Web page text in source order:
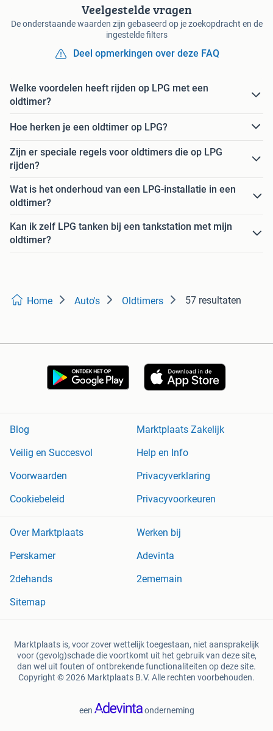
Veelgestelde vragen
De onderstaande waarden zijn gebaseerd op je zoekopdracht en de
ingestelde filters
Deel opmerkingen over deze FAQ
Welke voordelen heeft rijden op LPG met een
oldtimer?
Hoe herken je een oldtimer op LPG?
Zijn er speciale regels voor oldtimers die op LPG
rijden?
Wat is het onderhoud van een LPG-installatie in een
oldtimer?
Kan ik zelf LPG tanken bij een tankstation met mijn
oldtimer?
Home Auto's Oldtimers 57 resultaten
Blog
Marktplaats Zakelijk
Veilig en Succesvol
Help en Info
Voorwaarden
Privacyverklaring
Cookiebeleid
Privacyvoorkeuren
Over Marktplaats
Werken bij
Perskamer
Adevinta
2dehands
2ememain
Sitemap
Marktplaats is, voor zover wettelijk toegestaan, niet aansprakelijk
voor (gevolg)schade die voortkomt uit het gebruik van deze site,
dan wel uit fouten of ontbrekende functionaliteiten op deze site.
Copyright © 2026 Marktplaats B.V. Alle rechten voorbehouden.
een onderneming